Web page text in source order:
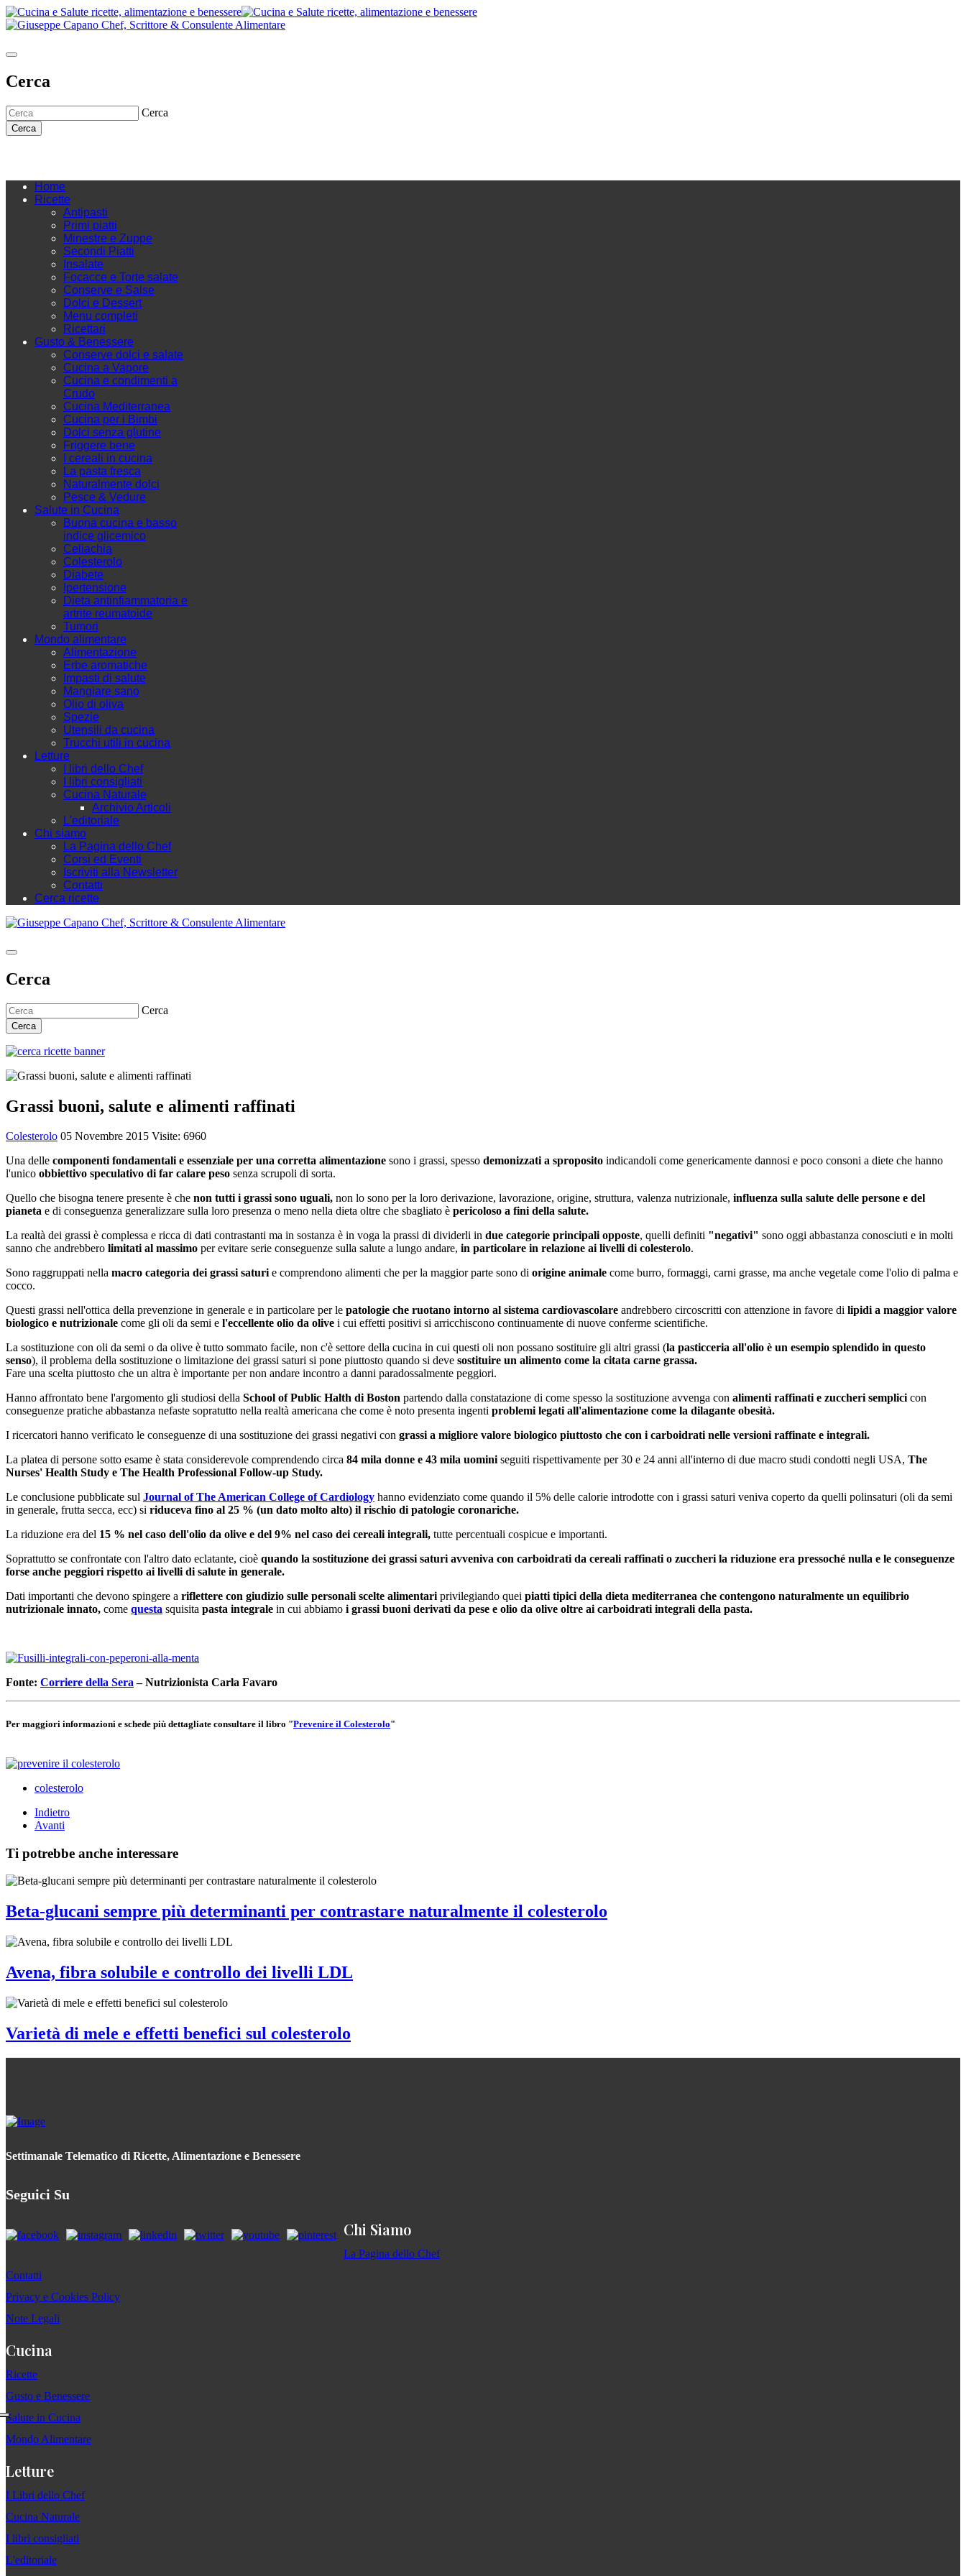
Cerca
Cerca
Cerca
Home
Ricette
Antipasti
Primi piatti
Minestre e Zuppe
Secondi Piatti
Insalate
Focacce e Torte salate
Conserve e Salse
Dolci e Dessert
Menu completi
Ricettari
Gusto & Benessere
Conserve dolci e salate
Cucina a Vapore
Cucina e condimenti a
Crudo
Cucina Mediterranea
Cucina per i Bimbi
Dolci senza glutine
Friggere bene
I cereali in cucina
La pasta fresca
Naturalmente dolci
Pesce & Vedure
Salute in Cucina
Buona cucina e basso
indice glicemico
Celiachia
Colesterolo
Diabete
Ipertensione
Dieta antinfiammatoria e
artrite reumatoide
Tumori
Mondo alimentare
Alimentazione
Erbe aromatiche
Impasti di salute
Mangiare sano
Olio di oliva
Spezie
Utensili da cucina
Trucchi utili in cucina
Letture
I libri dello Chef
I libri consigliati
Cucina Naturale
Archivio Articoli
L'editoriale
Chi siamo
La Pagina dello Chef
Corsi ed Eventi
Iscriviti alla Newsletter
Contatti
Cerca ricette
Cerca
Cerca
Cerca
Grassi buoni, salute e alimenti raffinati
Colesterolo 05 Novembre 2015 Visite: 6960
Una delle componenti fondamentali e essenziale per una corretta alimentazione sono i grassi, spesso demonizzati a sproposito indicandoli come genericamente dannosi e poco consoni a diete che hanno
l'unico obbiettivo speculativo di far calare peso senza scrupoli di sorta.
Quello che bisogna tenere presente è che non tutti i grassi sono uguali, non lo sono per la loro derivazione, lavorazione, origine, struttura, valenza nutrizionale, influenza sulla salute delle persone e del
pianeta e di conseguenza generalizzare sulla loro presenza o meno nella dieta oltre che sbagliato è pericoloso a fini della salute.
La realtà dei grassi è complessa e ricca di dati contrastanti ma in sostanza è in voga la prassi di dividerli in due categorie principali opposte, quelli definiti "negativi" sono oggi abbastanza conosciuti e in molti
sanno che andrebbero limitati al massimo per evitare serie conseguenze sulla salute a lungo andare, in particolare in relazione ai livelli di colesterolo.
Sono raggruppati nella macro categoria dei grassi saturie comprendono alimenti che per la maggior parte sono di origine animale come burro, formaggi, carni grasse, ma anche vegetale come l'olio di palma e
cocco.
Questi grassi nell'ottica della prevenzione in generale e in particolare per le patologie che ruotano intorno al sistema cardiovascolare andrebbero circoscritti con attenzione in favore di lipidi a maggior valore
biologico e nutrizionale come gli oli da semi e l'eccellente olio da olive i cui effetti positivi si arricchiscono continuamente di nuove conferme scientifiche.
La sostituzione con oli da semi o da olive è tutto sommato facile, non c'è settore della cucina in cui questi oli non possano sostituire gli altri grassi (la pasticceria all'olio è un esempio splendido in questo
senso), il problema della sostituzione o limitazione dei grassi saturi si pone piuttosto quando si deve sostituire un alimento come la citata carne grassa.
Fare una scelta piuttosto che un altra è importante per non andare incontro a danni paradossalmente peggiori.
Hanno affrontato bene l'argomento gli studiosi della School of Public Halth di Boston partendo dalla constatazione di come spesso la sostituzione avvenga con alimenti raffinati e zuccheri semplicicon
conseguenze pratiche abbastanza nefaste sopratutto nella realtà americana che come è noto presenta ingenti problemi legati all'alimentazione come la dilagante obesità.
I ricercatori hanno verificato le conseguenze di una sostituzione dei grassi negativi con grassi a migliore valore biologico piuttosto che con i carboidrati nelle versioni raffinate e integrali.
La platea di persone sotto esame è stata considerevole comprendendo circa 84 mila donne e 43 mila uominiseguiti rispettivamente per 30 e 24 anni all'interno di due macro studi condotti negli USA, The
Nurses' Health Study e The Health Professional Follow-up Study.
Le conclusione pubblicate sul Journal of The American College of Cardiology hanno evidenziato come quando il 5% delle calorie introdotte con i grassi saturi veniva coperto da quelli polinsaturi (oli da semi
in generale, frutta secca, ecc) si riduceva fino al 25 % (un dato molto alto) il rischio di patologie coronariche.
La riduzione era del 15 % nel caso dell'olio da olive e del 9% nel caso dei cereali integrali, tutte percentuali cospicue e importanti.
Soprattutto se confrontate con l'altro dato eclatante, cioè quando la sostituzione dei grassi saturi avveniva con carboidrati da cereali raffinati o zuccheri la riduzione era pressoché nulla e le conseguenze
forse anche peggiori rispetto ai livelli di salute in generale.
Dati importanti che devono spingere a riflettere con giudizio sulle personali scelte alimentariprivilegiando quei piatti tipici della dieta mediterranea che contengono naturalmente un equilibrio
nutrizionale innato, come questa squisita pasta integrale in cui abbiamo i grassi buoni derivati da pese e olio da olive oltre ai carboidrati integrali della pasta.
Fonte: Corriere della Sera– Nutrizionista Carla Favaro
Per maggiori informazioni e schede più dettagliate consultare il libro "Prevenire il Colesterolo"
colesterolo
Indietro
Avanti
Ti potrebbe anche interessare
Beta-glucani sempre più determinanti per contrastare naturalmente il colesterolo
Avena, fibra solubile e controllo dei livelli LDL
Varietà di mele e effetti benefici sul colesterolo
Settimanale Telematico di Ricette, Alimentazione e Benessere
Seguici Su
Chi Siamo
La Pagina dello Chef
Contatti
Privacy e Cookies Policy
Note Legali
Cucina
Ricette
Gusto e Benessere
Salute in Cucina
Mondo Alimentare
Letture
I Libri dello Chef
Cucina Naturale
I libri consigliati
L'editoriale